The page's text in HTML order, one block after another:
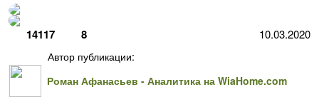
14117 8 10.03.2020
Автор публикации:
Роман Афанасьев - Аналитика на WiaHome.com